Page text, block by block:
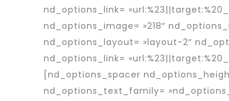
nd_options_link=
nd_options_image= »218″
nd_options_layout= »layout-2″
nd_options_link=
[nd_options_spacer
nd_options_text_family=